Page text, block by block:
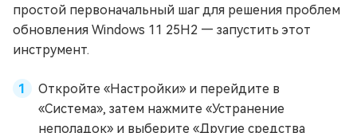
простой первоначальный шаг для решения проблем
обновления Windows 11 25H2 — запустить этот
инструмент.
Откройте «Настройки» и перейдите в
«Система», затем нажмите «Устранение
неполадок» и выберите «Другие средства